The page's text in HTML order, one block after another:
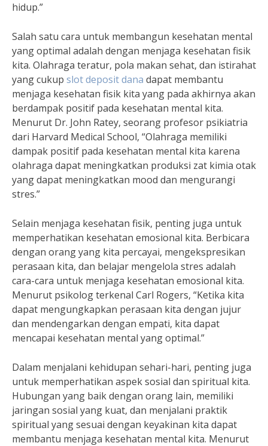
hidup.”
Salah satu cara untuk membangun kesehatan mental
yang optimal adalah dengan menjaga kesehatan fisik
kita. Olahraga teratur, pola makan sehat, dan istirahat
yang cukup slot deposit dana dapat membantu
menjaga kesehatan fisik kita yang pada akhirnya akan
berdampak positif pada kesehatan mental kita.
Menurut Dr. John Ratey, seorang profesor psikiatria
dari Harvard Medical School, “Olahraga memiliki
dampak positif pada kesehatan mental kita karena
olahraga dapat meningkatkan produksi zat kimia otak
yang dapat meningkatkan mood dan mengurangi
stres.”
Selain menjaga kesehatan fisik, penting juga untuk
memperhatikan kesehatan emosional kita. Berbicara
dengan orang yang kita percayai, mengekspresikan
perasaan kita, dan belajar mengelola stres adalah
cara-cara untuk menjaga kesehatan emosional kita.
Menurut psikolog terkenal Carl Rogers, “Ketika kita
dapat mengungkapkan perasaan kita dengan jujur
dan mendengarkan dengan empati, kita dapat
mencapai kesehatan mental yang optimal.”
Dalam menjalani kehidupan sehari-hari, penting juga
untuk memperhatikan aspek sosial dan spiritual kita.
Hubungan yang baik dengan orang lain, memiliki
jaringan sosial yang kuat, dan menjalani praktik
spiritual yang sesuai dengan keyakinan kita dapat
membantu menjaga kesehatan mental kita. Menurut